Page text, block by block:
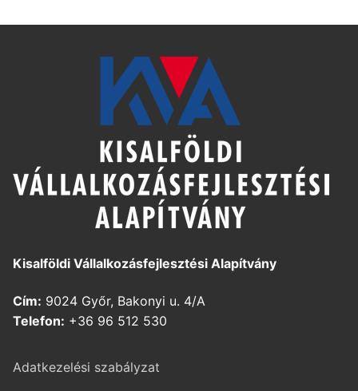
Kisalföldi Vállalkozásfejlesztési Alapítvány
Cím: 9024 Győr, Bakonyi u. 4/A
Telefon: +36 96 512 530
Adatkezelési szabályzat